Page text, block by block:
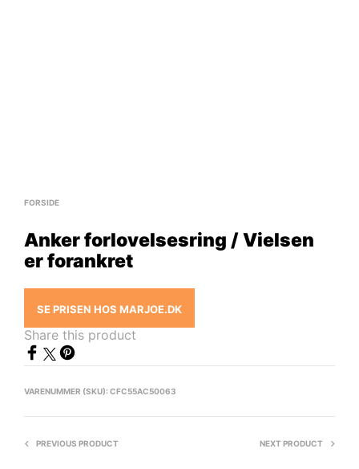
FORSIDE
Anker forlovelsesring / Vielsen
er forankret
SE PRISEN HOS MARJOE.DK
Share this product
VARENUMMER (SKU): CFC55AC50063
PREVIOUS PRODUCT NEXT PRODUCT